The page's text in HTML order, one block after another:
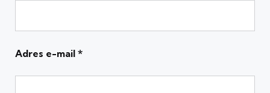
Adres e-mail *